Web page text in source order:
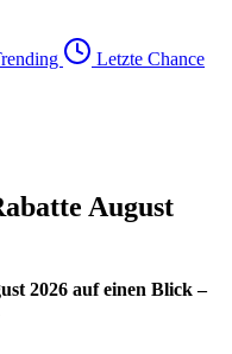
Letzte Chance
August
2026 auf einen Blick –